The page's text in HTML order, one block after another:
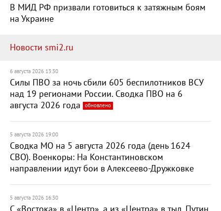
В МИД РФ призвали готовиться к затяжным боям
на Украине
Новости smi2.ru
6 августа 2026 13:30
Силы ПВО за ночь сбили 605 беспилотников ВСУ
над 19 регионами России. Сводка ПВО на 6
августа 2026 года
обновлено
5 августа 2026 19:00
Сводка МО на 5 августа 2026 года (день 1624
СВО). Военкоры: На Константиновском
направлении идут бои в Алексеево-Дружковке
5 августа 2026 16:30